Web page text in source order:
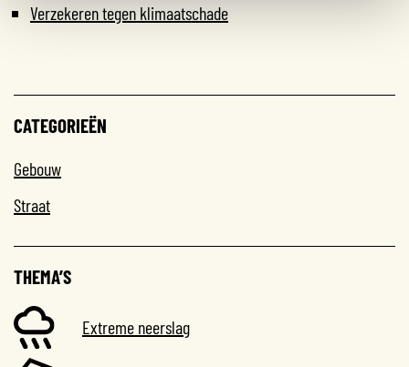
Verzekeren tegen klimaatschade
CATEGORIEËN
Gebouw
Straat
THEMA’S
Extreme neerslag